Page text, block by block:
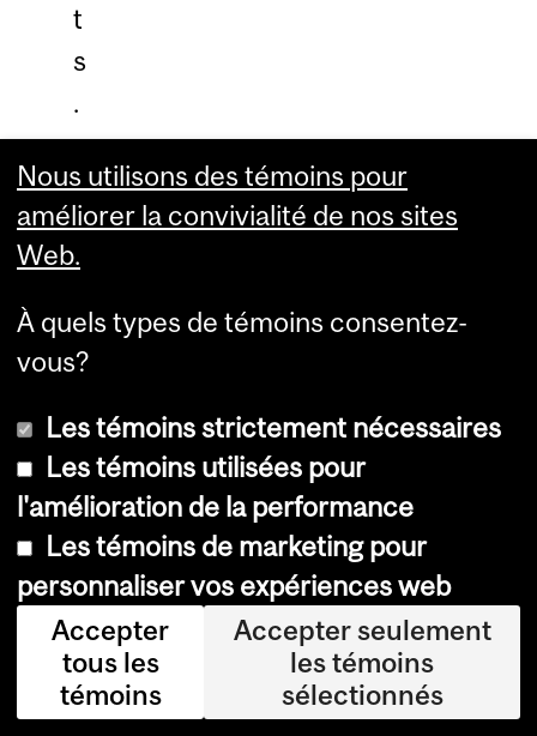
t
s
.
L
e
t
e
n
d
a
n
c
e
s
p
Nous utilisons des témoins pour
améliorer la convivialité de nos sites
Web.
À quels types de témoins consentez-
vous?
Les témoins strictement nécessaires
Les témoins utilisées pour
l'amélioration de la performance
Les témoins de marketing pour
personnaliser vos expériences web
Accepter
tous les
témoins
Accepter seulement
les témoins
sélectionnés